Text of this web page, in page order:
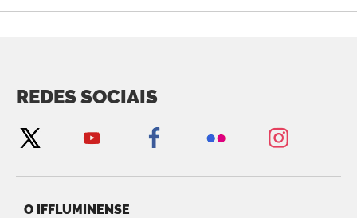
REDES SOCIAIS
O IFFLUMINENSE